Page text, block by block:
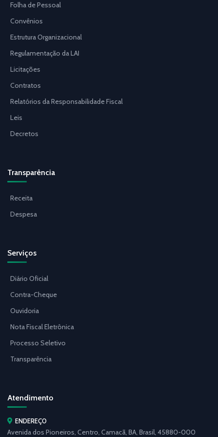
Folha de Pessoal
Convênios
Estrutura Organizacional
Regulamentação da LAI
Licitações
Contratos
Relatórios da Responsabilidade Fiscal
Leis
Decretos
Transparência
Receita
Despesa
Serviços
Diário Oficial
Contra-Cheque
Ouvidoria
Nota Fiscal Eletrônica
Processo Seletivo
Transparência
Atendimento
ENDEREÇO
Avenida dos Pioneiros, Centro, Camacã, BA, Brasil, 45880-000